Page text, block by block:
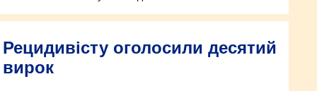
Рецидивісту оголосили десятий
вирок